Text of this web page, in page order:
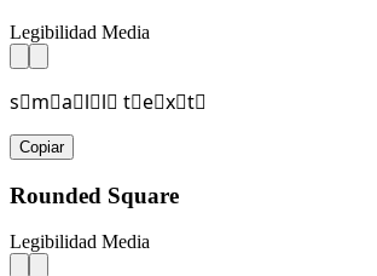
Legibilidad Media
s⃞m⃞a⃞l⃞l⃞ t⃞e⃞x⃞t⃞
Copiar
Rounded Square
Legibilidad Media